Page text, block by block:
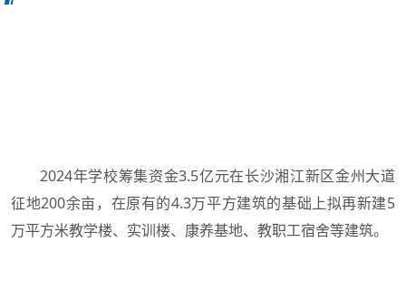
2024年学校筹集资金3.5亿元在长沙湘江新区金州大道
征地200余亩，在原有的4.3万平方建筑的基础上拟再新建5
万平方米教学楼、实训楼、康养基地、教职工宿舍等建筑。